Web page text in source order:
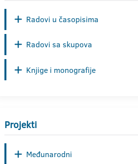
Radovi u časopisima
Radovi sa skupova
Knjige i monografije
Projekti
Međunarodni